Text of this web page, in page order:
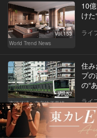
Vol.153
World Trend News
10
け
ライ
Vol.52
東洋経済・東京鉄道事情
住
プ
の“
ライ
「
い